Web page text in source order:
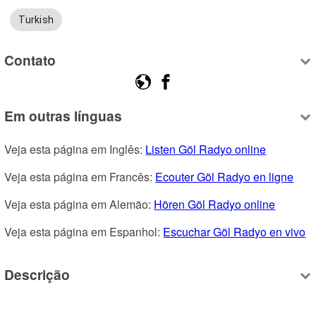
Turkish
Contato
Em outras línguas
Veja esta página em Inglês: Listen Göl Radyo online
Veja esta página em Francês: Ecouter Göl Radyo en ligne
Veja esta página em Alemão: Hören Göl Radyo online
Veja esta página em Espanhol: Escuchar Göl Radyo en vivo
Descrição